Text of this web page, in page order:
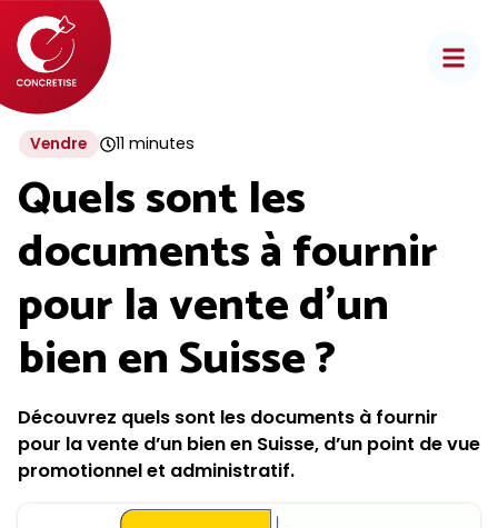
Aller
au
contenu
Vendre 11 minutes
Quels sont les
documents à fournir
pour la vente d’un
bien en Suisse ?
Découvrez quels sont les documents à fournir
pour la vente d’un bien en Suisse, d’un point de vue
promotionnel et administratif.